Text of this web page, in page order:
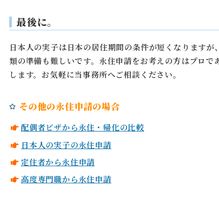
最後に。
日本人の実子は日本の居住期間の条件が短くなります
類の準備も難しいです。永住申請をお考えの方はプロ
します。お気軽に当事務所へご相談ください。
その他の永住申請の場合
配偶者ビザから永住・帰化の比較
日本人の実子の永住申請
定住者から永住申請
高度専門職から永住申請